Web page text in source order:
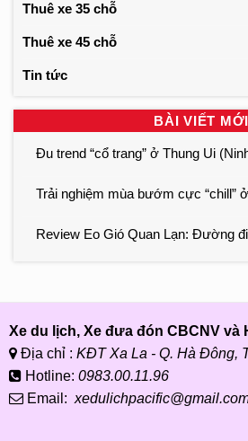
Thuê xe 35 chỗ
Thuê xe 45 chỗ
Tin tức
BÀI VIẾT MỚI
Đu trend “cổ trang” ở Thung Ui
Trải nghiệm mùa bướm cực “chill”
Review Eo Gió Quan Lạn: Đường
Xe du lịch, Xe đưa đón CBCNV và
Địa chỉ : KĐT Xa La - Q. Hà Đông,
Hotline: 0983.00.11.96
Email: